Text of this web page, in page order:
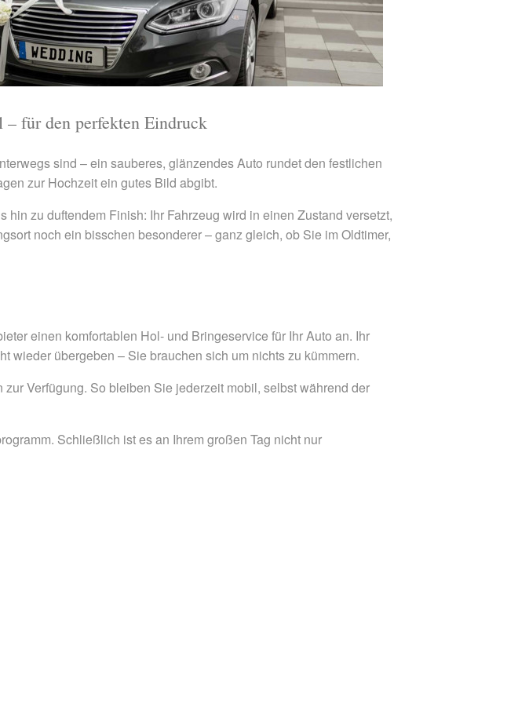
für den perfekten Eindruck
sind – ein sauberes, glänzendes Auto rundet den festlichen
zur Hochzeit ein gutes Bild abgibt.
zu duftendem Finish: Ihr Fahrzeug wird in einen Zustand versetzt,
noch ein bisschen besonderer – ganz gleich, ob Sie im Oldtimer,
einen komfortablen Hol- und Bringeservice für Ihr Auto an. Ihr
wieder übergeben – Sie brauchen sich um nichts zu kümmern.
Verfügung. So bleiben Sie jederzeit mobil, selbst während der
Schließlich ist es an Ihrem großen Tag nicht nur